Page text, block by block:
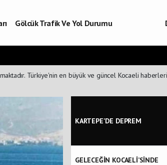
Gölcük Trafik Ve Yol Durumu
Türkiye'nin en büyük ve güncel Kocaeli
KARTEPE'DE DEPREM
GELECEĞİN KOCAELİ’SİNDE